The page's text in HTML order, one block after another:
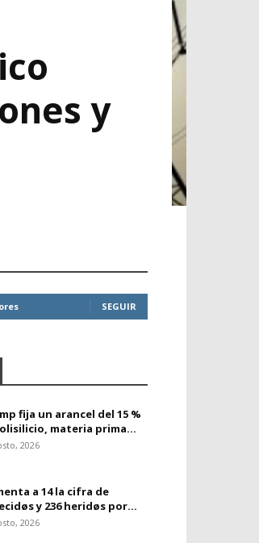
y
SEGUIR
fija un arancel del 15 %
materia prima...
2026
a 14 la cifra de
y 236 heridøs por...
2026